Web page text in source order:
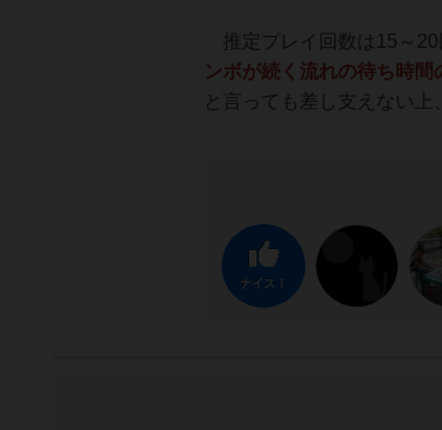
推定プレイ回数は15～20
ンボが続く流れの待ち時間
と言っても差し支えない上、
ナイス！